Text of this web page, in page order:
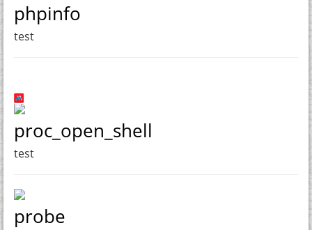
phpinfo
test
proc_open_shell
test
probe